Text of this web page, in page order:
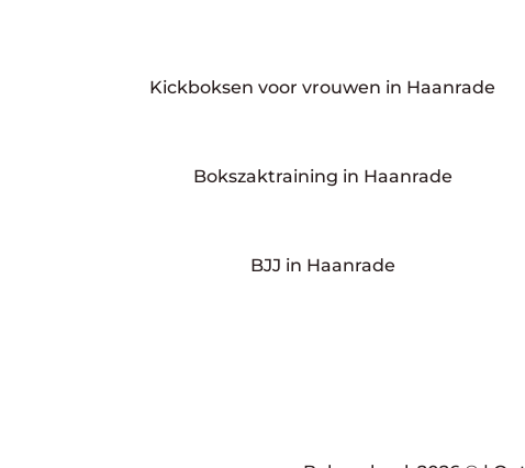
Kickboksen voor vrouwen in Haanrade
Bokszaktraining in Haanrade
BJJ in Haanrade